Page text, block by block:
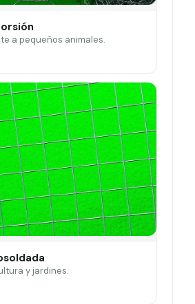
a pequeños animales.
y jardines.